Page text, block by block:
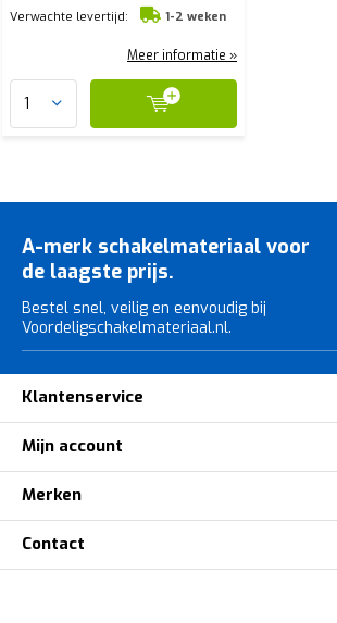
Verwachte levertijd:
1-2 weken
Meer informatie »
A-merk schakelmateriaal voor
de laagste prijs.
Bestel snel, veilig en eenvoudig bij
Voordeligschakelmateriaal.nl.
Klantenservice
Mijn account
Merken
Contact